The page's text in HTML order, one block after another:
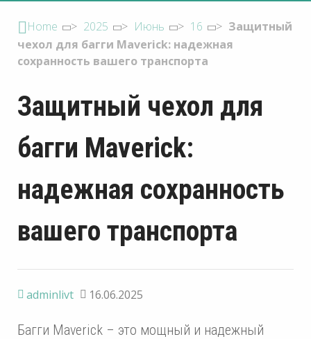
Home > 2025 > Июнь > 16 > Защитный
чехол для багги Maverick: надежная
сохранность вашего транспорта
Защитный чехол для
багги Maverick:
надежная сохранность
вашего транспорта
adminlivt 16.06.2025
Багги Maverick – это мощный и надежный